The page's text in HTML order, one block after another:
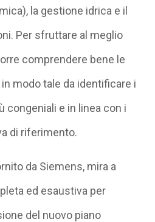
la gestione idrica e il
Per sfruttare al meglio
comprendere bene le
modo tale da identificare i
congeniali e in linea con i
di riferimento.
da Siemens, mira a
ed esaustiva per
del nuovo piano